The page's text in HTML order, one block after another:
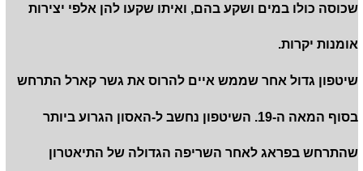
שכוסה כולו במים ושקע בהם, ואיתו שקעו להן אלפי יצירות
אומנות יקרות.
שיטפון גדול אחר שממש איים להרוס את גשר קארל התרחש
בסוף המאה ה-19. השיטפון נחשב ל-האסון הגרוע ביותר
שהתרחש בפראג לאחר השריפה הגדולה של התיאטרון